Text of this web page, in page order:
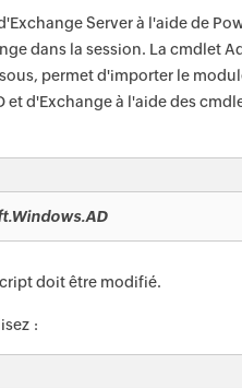
Server à l'aide de
dans la session. La cmdlet
permet d'importer le
d'Exchange à l'aide des
doit être modifié.
: